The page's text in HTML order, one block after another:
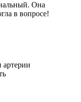
Она
в вопросе!